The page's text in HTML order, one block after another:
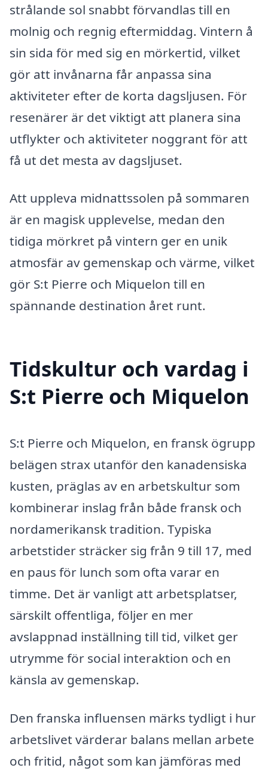
strålande sol snabbt förvandlas till en
molnig och regnig eftermiddag. Vintern å
sin sida för med sig en mörkertid, vilket
gör att invånarna får anpassa sina
aktiviteter efter de korta dagsljusen. För
resenärer är det viktigt att planera sina
utflykter och aktiviteter noggrant för att
få ut det mesta av dagsljuset.
Att uppleva midnattssolen på sommaren
är en magisk upplevelse, medan den
tidiga mörkret på vintern ger en unik
atmosfär av gemenskap och värme, vilket
gör S:t Pierre och Miquelon till en
spännande destination året runt.
Tidskultur och vardag i
S:t Pierre och Miquelon
S:t Pierre och Miquelon, en fransk ögrupp
belägen strax utanför den kanadensiska
kusten, präglas av en arbetskultur som
kombinerar inslag från både fransk och
nordamerikansk tradition. Typiska
arbetstider sträcker sig från 9 till 17, med
en paus för lunch som ofta varar en
timme. Det är vanligt att arbetsplatser,
särskilt offentliga, följer en mer
avslappnad inställning till tid, vilket ger
utrymme för social interaktion och en
känsla av gemenskap.
Den franska influensen märks tydligt i hur
arbetslivet värderar balans mellan arbete
och fritid, något som kan jämföras med